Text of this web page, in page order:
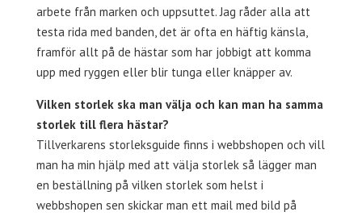
arbete från marken och uppsuttet. Jag råder alla att
testa rida med banden, det är ofta en häftig känsla,
framför allt på de hästar som har jobbigt att komma
upp med ryggen eller blir tunga eller knäpper av.
Vilken storlek ska man välja och kan man ha samma
storlek till flera hästar?
Tillverkarens storleksguide finns i webbshopen och vill
man ha min hjälp med att välja storlek så lägger man
en beställning på vilken storlek som helst i
webbshopen sen skickar man ett mail med bild på